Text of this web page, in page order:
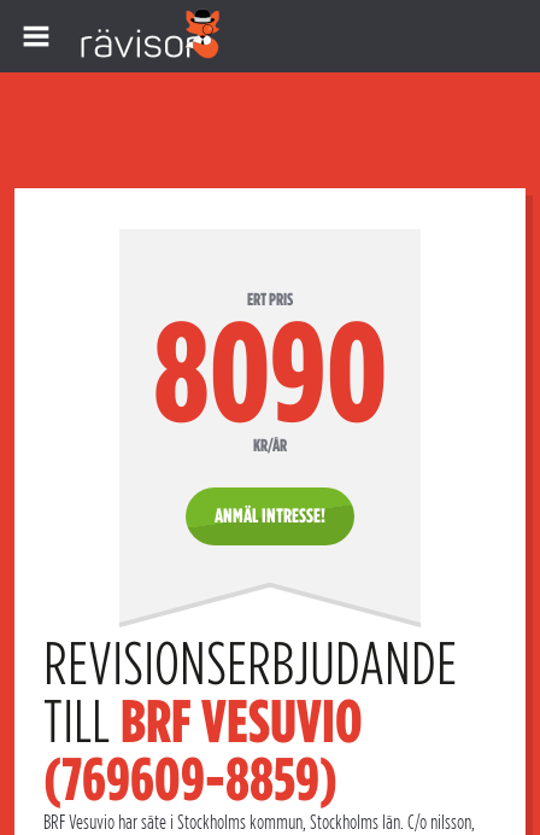
ERT PRIS
8090
KR/ÅR
ANMÄL INTRESSE!
REVISIONSERBJUDANDE
TILL BRF VESUVIO
(769609-8859)
BRF Vesuvio har säte i Stockholms kommun, Stockholms län. C/o nilsson,